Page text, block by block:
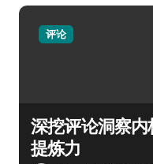
评论
深挖评论洞察
提炼力